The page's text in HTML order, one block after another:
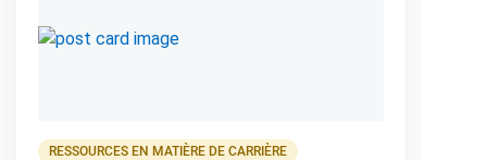
RESSOURCES EN MATIÈRE DE CARRIÈRE